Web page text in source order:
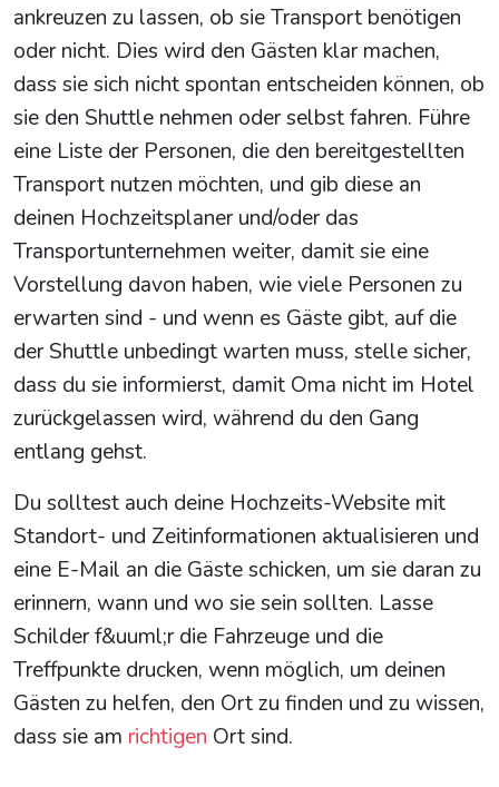
ankreuzen zu lassen, ob sie Transport benötigen
oder nicht. Dies wird den Gästen klar machen,
dass sie sich nicht spontan entscheiden können, ob
sie den Shuttle nehmen oder selbst fahren. Führe
eine Liste der Personen, die den bereitgestellten
Transport nutzen möchten, und gib diese an
deinen Hochzeitsplaner und/oder das
Transportunternehmen weiter, damit sie eine
Vorstellung davon haben, wie viele Personen zu
erwarten sind - und wenn es Gäste gibt, auf die
der Shuttle unbedingt warten muss, stelle sicher,
dass du sie informierst, damit Oma nicht im Hotel
zurückgelassen wird, während du den Gang
entlang gehst.
Du solltest auch deine Hochzeits-Website mit
Standort- und Zeitinformationen aktualisieren und
eine E-Mail an die Gäste schicken, um sie daran zu
erinnern, wann und wo sie sein sollten. Lasse
Schilder f&uuml;r die Fahrzeuge und die
Treffpunkte drucken, wenn möglich, um deinen
Gästen zu helfen, den Ort zu finden und zu wissen,
dass sie am richtigen Ort sind.